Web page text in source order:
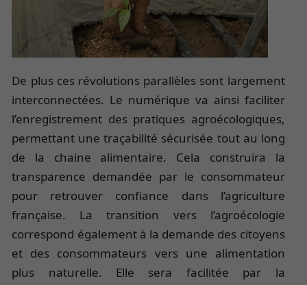
De plus ces révolutions parallèles sont largement
interconnectées. Le numérique va ainsi faciliter
l’enregistrement des pratiques agroécologiques,
permettant une traçabilité sécurisée tout au long
de la chaine alimentaire. Cela construira la
transparence demandée par le consommateur
pour retrouver confiance dans l’agriculture
française. La transition vers l’agroécologie
correspond également à la demande des citoyens
et des consommateurs vers une alimentation
plus naturelle. Elle sera facilitée par la